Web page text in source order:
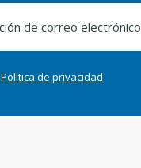
Politica de privacidad